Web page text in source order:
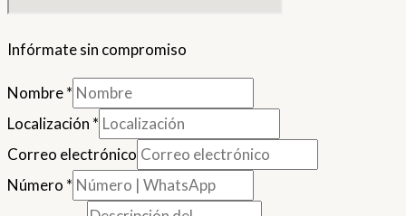
Infórmate sin compromiso
Nombre*
Localización *
Correo electrónico
Número *